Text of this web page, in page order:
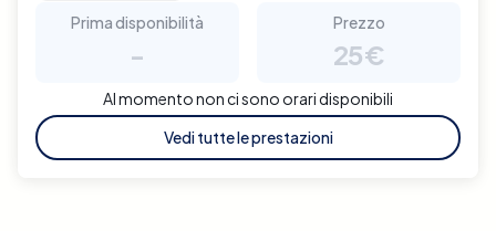
Prima disponibilità
-
Prezzo
25€
Al momento non ci sono orari disponibili
Vedi tutte le prestazioni